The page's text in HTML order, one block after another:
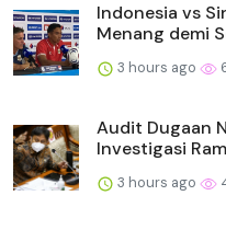
Indonesia vs
Menang demi
3 hours ago
Audit Dugaan
Investigasi
3 hours ago